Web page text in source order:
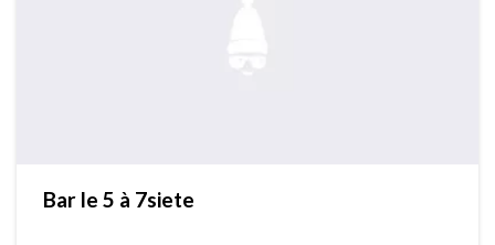
Bar le 5 à 7siete